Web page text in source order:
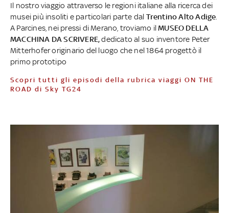
Il nostro viaggio attraverso le regioni italiane alla ricerca dei
musei più insoliti e particolari parte dal Trentino Alto Adige
A Parcines, nei pressi di Merano, troviamo ilMUSEO DELLA
MACCHINA DA SCRIVERE,dedicato al suo inventore Peter
Mitterhofer originario del luogo che nel 1864 progettò il
primo prototipo
Scopri tutti gli episodi della rubrica viaggi ON THE
ROAD di Sky TG24